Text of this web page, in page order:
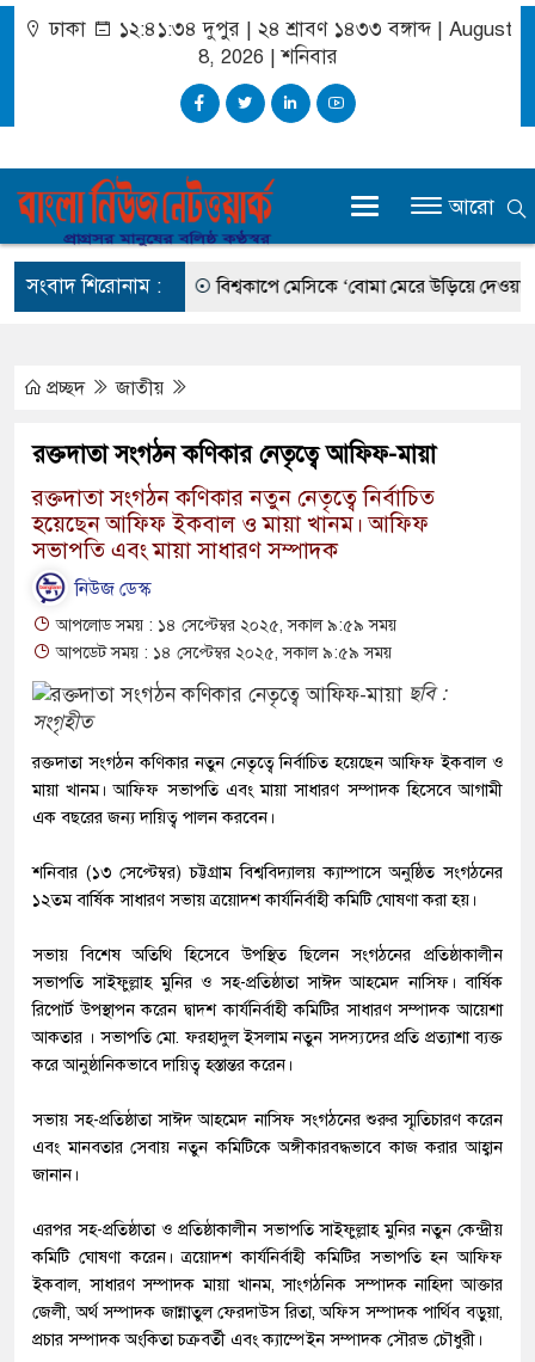
ঢাকা ১২:৪১:৩৪ দুপুর | ২৪ শ্রাবণ ১৪৩৩ বঙ্গাব্দ | August
8, 2026 |শনিবার
আরো
সংবাদ শিরোনাম :
প্রধানমন্ত্রী বিশ্বকাপে মেসিকে ‘বোমা মেরে উড়িয়ে দেওয়ার’
প্রচ্ছদ জাতীয়
রক্তদাতা সংগঠন কণিকার নেতৃত্বে আফিফ-মায়া
রক্তদাতা সংগঠন কণিকার নতুন নেতৃত্বে নির্বাচিত
হয়েছেন আফিফ ইকবাল ও মায়া খানম। আফিফ
সভাপতি এবং মায়া সাধারণ সম্পাদক
নিউজ ডেস্ক
আপলোড সময় : ১৪ সেপ্টেম্বর ২০২৫, সকাল ৯:৫৯ সময়
আপডেট সময় : ১৪ সেপ্টেম্বর ২০২৫, সকাল ৯:৫৯ সময়
ছবি :
সংগৃহীত
রক্তদাতা সংগঠন কণিকার নতুন নেতৃত্বে নির্বাচিত হয়েছেন আফিফ ইকবাল ও
মায়া খানম। আফিফ সভাপতি এবং মায়া সাধারণ সম্পাদক হিসেবে আগামী
এক বছরের জন্য দায়িত্ব পালন করবেন।
শনিবার (১৩ সেপ্টেম্বর) চট্টগ্রাম বিশ্ববিদ্যালয় ক্যাম্পাসে অনুষ্ঠিত সংগঠনের
১২তম বার্ষিক সাধারণ সভায় ত্রয়োদশ কার্যনির্বাহী কমিটি ঘোষণা করা হয়।
সভায় বিশেষ অতিথি হিসেবে উপস্থিত ছিলেন সংগঠনের প্রতিষ্ঠাকালীন
সভাপতি সাইফুল্লাহ মুনির ও সহ-প্রতিষ্ঠাতা সাঈদ আহমেদ নাসিফ। বার্ষিক
রিপোর্ট উপস্থাপন করেন দ্বাদশ কার্যনির্বাহী কমিটির সাধারণ সম্পাদক আয়েশা
আকতার । সভাপতি মো. ফরহাদুল ইসলাম নতুন সদস্যদের প্রতি প্রত্যাশা ব্যক্ত
করে আনুষ্ঠানিকভাবে দায়িত্ব হস্তান্তর করেন।
সভায় সহ-প্রতিষ্ঠাতা সাঈদ আহমেদ নাসিফ সংগঠনের শুরুর স্মৃতিচারণ করেন
এবং মানবতার সেবায় নতুন কমিটিকে অঙ্গীকারবদ্ধভাবে কাজ করার আহ্বান
জানান।
এরপর সহ-প্রতিষ্ঠাতা ও প্রতিষ্ঠাকালীন সভাপতি সাইফুল্লাহ মুনির নতুন কেন্দ্রীয়
কমিটি ঘোষণা করেন। ত্রয়োদশ কার্যনির্বাহী কমিটির সভাপতি হন আফিফ
ইকবাল, সাধারণ সম্পাদক মায়া খানম, সাংগঠনিক সম্পাদক নাহিদা আক্তার
জেলী, অর্থ সম্পাদক জান্নাতুল ফেরদাউস রিতা, অফিস সম্পাদক পার্থিব বড়ুয়া,
প্রচার সম্পাদক অংকিতা চক্রবর্তী এবং ক্যাম্পেইন সম্পাদক সৌরভ চৌধুরী।